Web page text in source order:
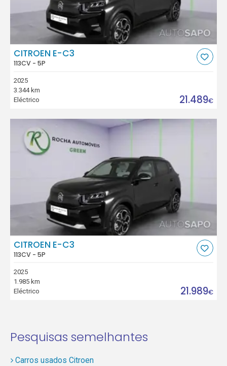
CITROEN E-C3
113CV - 5P
2025
3.344 km
Eléctrico
21.489€
CITROEN E-C3
113CV - 5P
2025
1.985 km
Eléctrico
21.989€
Pesquisas semelhantes
Carros usados Citroen